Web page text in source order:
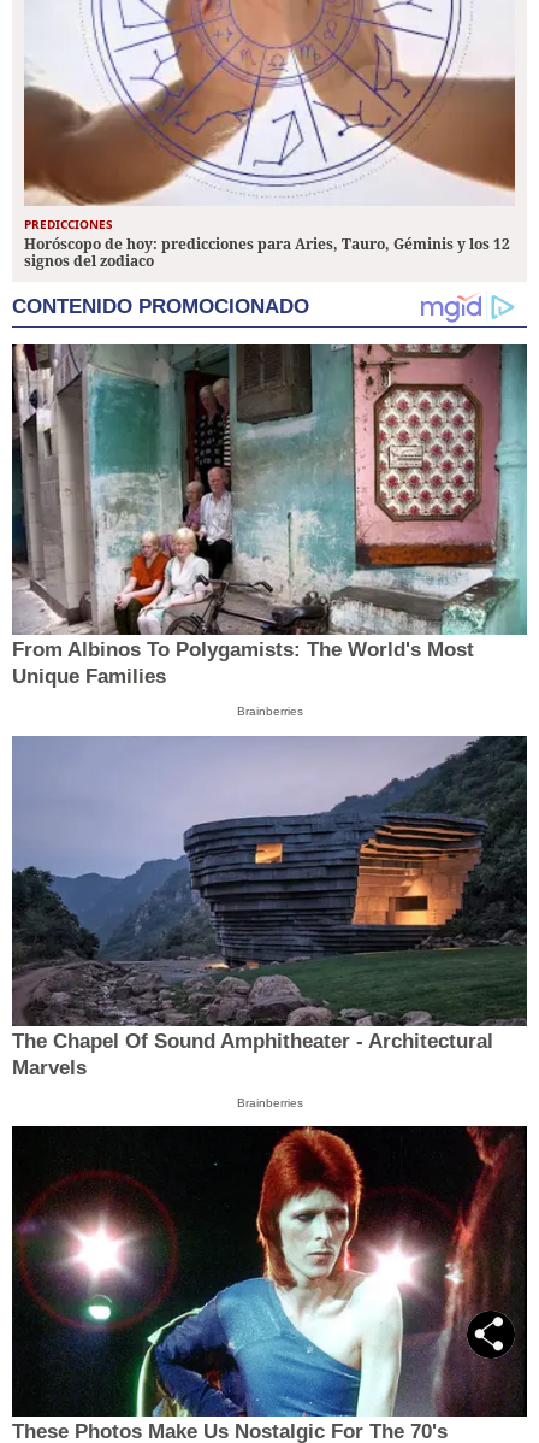
PREDICCIONES
Horóscopo de hoy: predicciones para Aries, Tauro, Géminis y los 12
signos del zodiaco
CONTENIDO PROMOCIONADO
From Albinos To Polygamists: The World's Most
Unique Families
Brainberries
The Chapel Of Sound Amphitheater - Architectural
Marvels
Brainberries
These Photos Make Us Nostalgic For The 70's